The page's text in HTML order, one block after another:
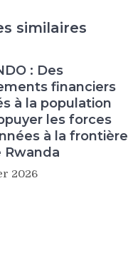
similaires
: Des
financiers
à la population
les forces
à la frontière
Rwanda
2026